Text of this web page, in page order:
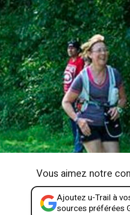
Vous aimez notre
Ajoutez u-Trail à
sources préférées